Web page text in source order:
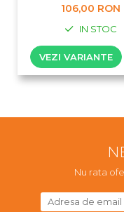
106,00 RON
IN STOC
VEZI VARIANTE
Nu rata